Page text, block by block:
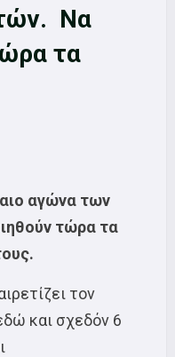
Να
τα
αγώνα των
τώρα τα
τον
και σχεδόν 6